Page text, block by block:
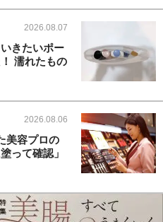
2026.08.07
きたいポー
濡れたもの
2026.08.06
美容プロの
って確認」